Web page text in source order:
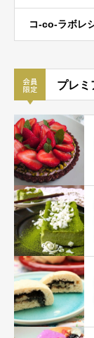
コ-co-ラボレ
プレミ